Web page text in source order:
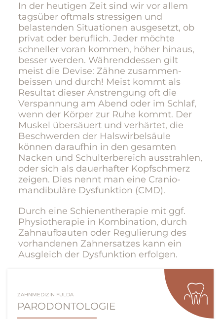
In der heutigen Zeit sind wir vor allem
tagsüber oftmals stres­sigen und
belastenden Situationen ausgesetzt, ob
privat oder beruflich. Jeder möchte
schneller voran kommen, höher hinaus,
besser werden. Während­dessen gilt
meist die Devise: Zähne zusammen­
beissen und durch! Meist kommt als
Resultat dieser Anstrengung oft die
Verspannung am Abend oder im Schlaf,
wenn der Körper zur Ruhe kommt. Der
Muskel übersäuert und verhärtet, die
Beschwerden der Hals­wirbel­säule
können daraufhin in den gesamten
Nacken und Schulter­bereich ausstrahlen,
oder sich als dauerhafter Kopf­schmerz
zeigen. Dies nennt man eine Cranio­
mandibuläre Dysfunktion (CMD).
Durch eine Schienen­therapie mit ggf.
Physio­therapie in Kombination, durch
Zahn­aufbauten oder Regulierung des
vorhandenen Zahn­ersatzes kann ein
Ausgleich der Dysfunktion erfolgen.
ZAHNMEDIZIN FULDA
PARODONTOLOGIE